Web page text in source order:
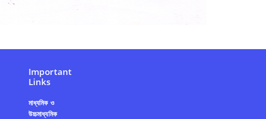
Important
Links
মাধ্যমিক ও
উচ্চমাধ্যমিক